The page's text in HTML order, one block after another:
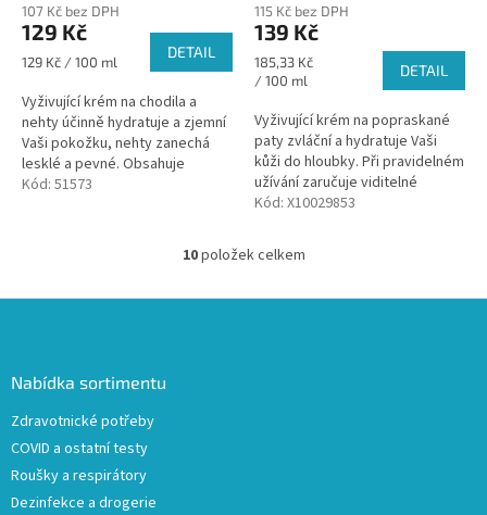
107 Kč bez DPH
129 Kč
Měrná
129 Kč / 100 ml
DETAIL
Vyživující krém na chodila a
nehty účinně hydratuje a zjemní
Vaši pokožku, nehty zanechá
lesklé a pevné. Obsahuje
výtažky z Urea.
Kód: 51573
115 Kč bez DPH
139 Kč
Měrná
cena:
185,33 Kč
/ 100 ml
DETAIL
Vyživující krém na popraskané
paty zvláční a hydratuje Vaši
kůži do hloubky. Při pravidelném
užívání zaručuje viditelné
zlepšení během několika dnů.
Kód: X10029853
O
l
10položek celkem
Nabídka sortimentu
Zdravotnické potřeby
COVID a ostatní testy
Roušky a respirátory
Dezinfekce a drogerie